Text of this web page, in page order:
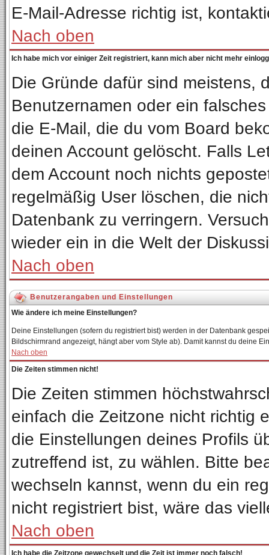
E-Mail-Adresse richtig ist,
Nach oben
Ich habe mich vor einiger Zeit registriert, kann mich aber nicht mehr
Die Gründe dafür sind meistens,
Benutzernamen oder ein
die E-Mail, die du vom Board
deinen Account gelöscht. Falls
dem Account noch nichts
regelmäßig User löschen, die
Datenbank zu verringern.
wieder ein in die Welt der
Nach oben
Benutzerangaben und Einstellungen
Wie ändere ich meine Einstellungen?
Deine Einstellungen (sofern du registriert bist) werden in der Datenbank
Bildschirmrand angezeigt, hängt aber vom Style ab). Damit kannst du deine
Nach oben
Die Zeiten stimmen nicht!
Die Zeiten stimmen
einfach die Zeitzone nicht richtig
die Einstellungen deines Profils
zutreffend ist, zu wählen. Bitte
wechseln kannst, wenn du ein
nicht registriert bist, wäre das
Nach oben
Ich habe die Zeitzone gewechselt und die Zeit ist immer noch falsch!